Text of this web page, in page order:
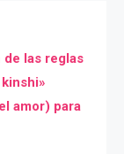
de las reglas
amor) para